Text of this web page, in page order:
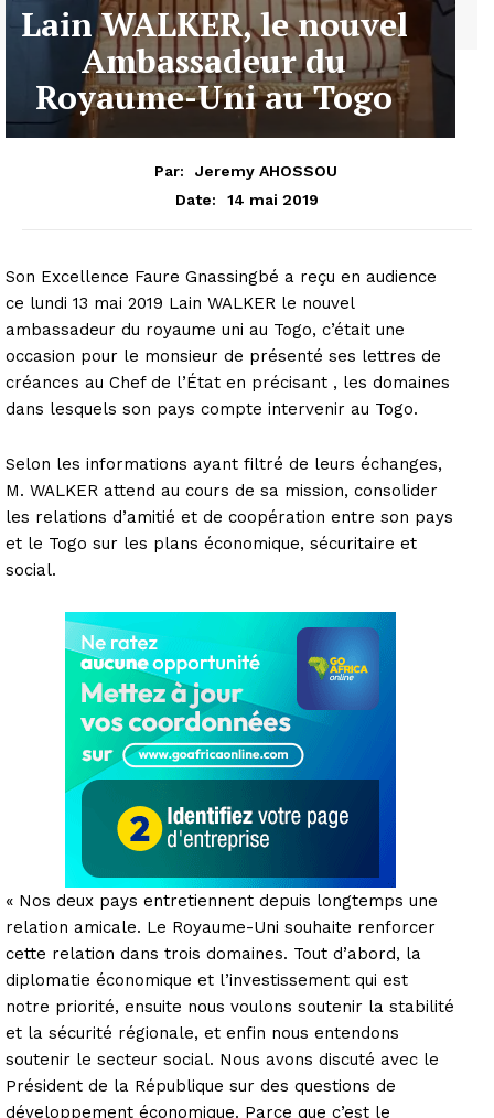
Lain WALKER, le nouvel
Ambassadeur du
Royaume-Uni au Togo
Par:
Jeremy AHOSSOU
Date:
14 mai 2019
Son Excellence Faure Gnassingbé a reçu en audience
ce lundi 13 mai 2019 Lain WALKER le nouvel
ambassadeur du royaume uni au Togo, c’était une
occasion pour le monsieur de présenté ses lettres de
créances au Chef de l’État en précisant , les domaines
dans lesquels son pays compte intervenir au Togo.
Selon les informations ayant filtré de leurs échanges,
M. WALKER attend au cours de sa mission, consolider
les relations d’amitié et de coopération entre son pays
et le Togo sur les plans économique, sécuritaire et
social.
« Nos deux pays entretiennent depuis longtemps une
relation amicale. Le Royaume-Uni souhaite renforcer
cette relation dans trois domaines. Tout d’abord, la
diplomatie économique et l’investissement qui est
notre priorité, ensuite nous voulons soutenir la stabilité
et la sécurité régionale, et enfin nous entendons
soutenir le secteur social. Nous avons discuté avec le
Président de la République sur des questions de
développement économique. Parce que c’est le